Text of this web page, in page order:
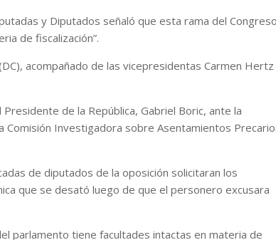
y Diputados señaló que esta rama del
de fiscalización”.
acompañado de las vicepresidentas Carmen Hertz
de la República, Gabriel Boric, ante la
Comisión Investigadora sobre Asentamientos
de diputados de la oposición solicitaran los
que se desató luego de que el personero excusara
parlamento tiene facultades intactas en materia de